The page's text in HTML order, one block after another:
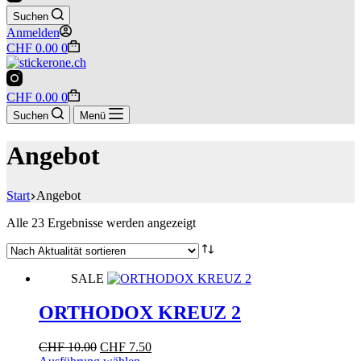
Suchen
Anmelden
Warenkorb
CHF 0.00 0
Warenkorb
CHF 0.00 0
Suchen Menü
Angebot
Start Angebot
Alle 23 Ergebnisse werden angezeigtNach
sortiert
SALE
ORTHODOX KREUZ 2
CHF10.00 Ursprünglicher
CHF 7.50Aktueller